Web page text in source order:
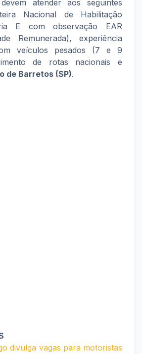
atender aos seguintes
Nacional de Habilitação
E com observação EAR
Remunerada), experiência
veículos pesados (7 e 9
de rotas nacionais e
de Barretos (SP).
divulga vagas para motoristas